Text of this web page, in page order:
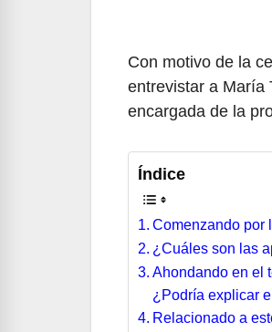
Con motivo de la
entrevistar a María
encargada de la
Índice
Comenzando por
¿Cuáles son las
Ahondando en el
¿Podría explicar
Relacionado a